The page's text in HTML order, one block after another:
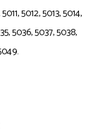
5012, 5013, 5014,
5036, 5037, 5038,